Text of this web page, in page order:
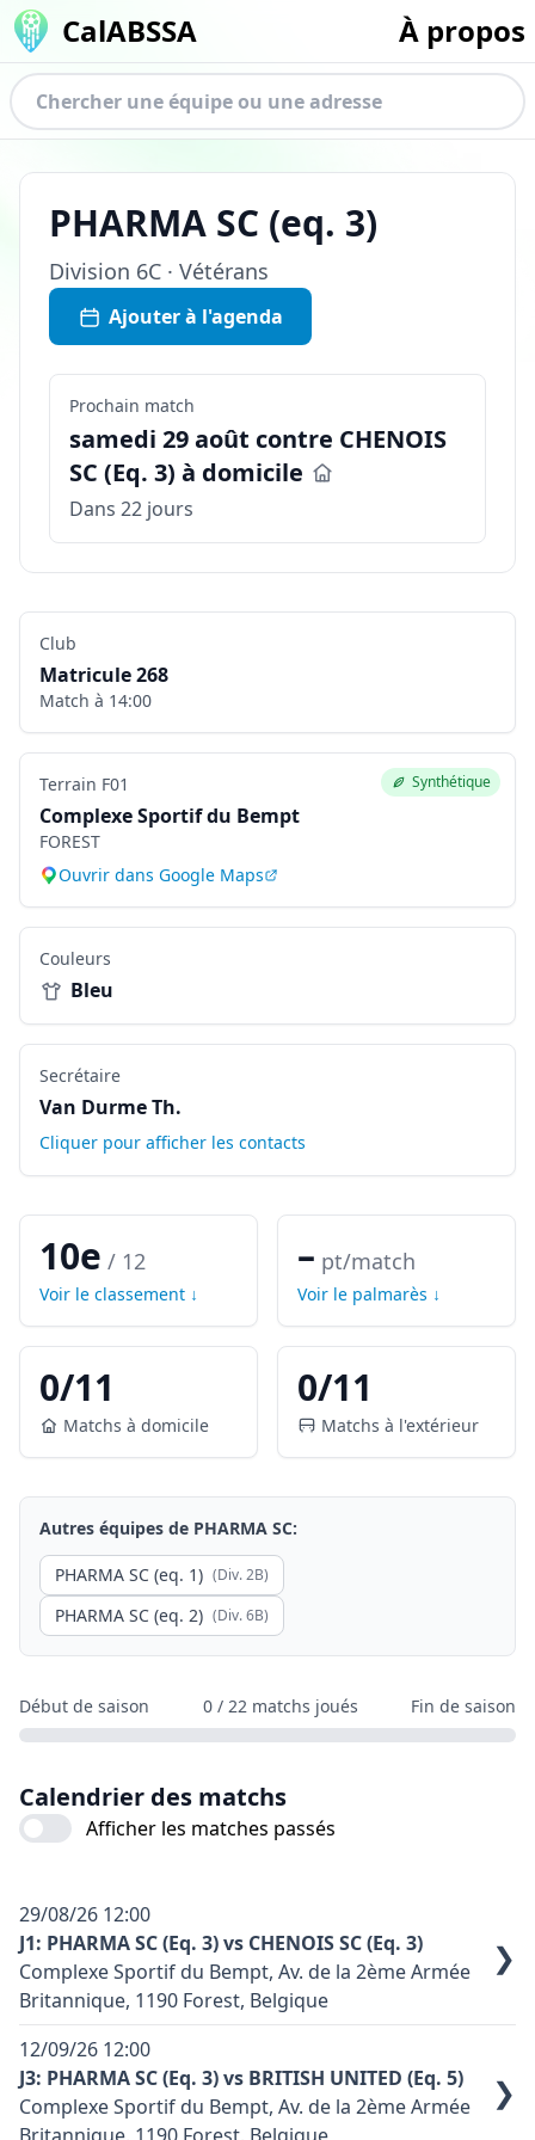
CalABSSA À propos
PHARMA SC (eq. 3)
Division 6C · Vétérans
Ajouter à l'agenda
Prochain match
samedi 29 août contre CHENOIS
SC (Eq. 3) à domicile
Dans 22 jours
Club
Matricule268
Match à 14:00
Synthétique
Terrain F01
Complexe Sportif du Bempt
FOREST
Ouvrir dans Google Maps
Couleurs
Bleu
Secrétaire
Van Durme Th.
Cliquer pour afficher les contacts
10e / 12
Voir le classement ↓
– pt/match
Voir le palmarès ↓
0/11
Matchs à domicile
0/11
Matchs à l'extérieur
Autres équipes de PHARMA SC:
PHARMA SC (eq. 1) (Div.2B)
PHARMA SC (eq. 2) (Div.6B)
Début de saison 0/ 22matchs joués Fin de saison
Calendrier des matchs
Afficher les matches passés
29/08/26 12:00
J1: PHARMA SC (Eq. 3) vs CHENOIS SC (Eq. 3)
Complexe Sportif du Bempt, Av. de la 2ème Armée
Britannique, 1190 Forest, Belgique
❯
Terrain synthétique: oui
Code terrain: F01
Couleur principale équipe domicile: Bleu
12/09/26 12:00
J3: PHARMA SC (Eq. 3) vs BRITISH UNITED (Eq. 5)
Complexe Sportif du Bempt, Av. de la 2ème Armée
❯